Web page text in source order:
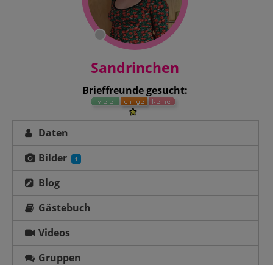
Sandrinchen
Brieffreunde gesucht:
Daten
Bilder
1
Blog
Gästebuch
Videos
Gruppen